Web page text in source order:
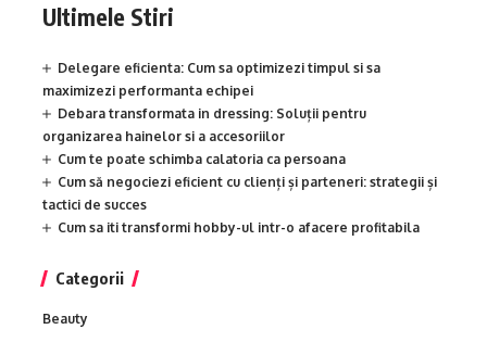
Ultimele Stiri
Delegare eficienta: Cum sa optimizezi timpul si sa
maximizezi performanta echipei
Debara transformata in dressing: Soluții pentru
organizarea hainelor si a accesoriilor
Cum te poate schimba calatoria ca persoana
Cum să negociezi eficient cu clienți și parteneri: strategii și
tactici de succes
Cum sa iti transformi hobby-ul intr-o afacere profitabila
Categorii
Beauty